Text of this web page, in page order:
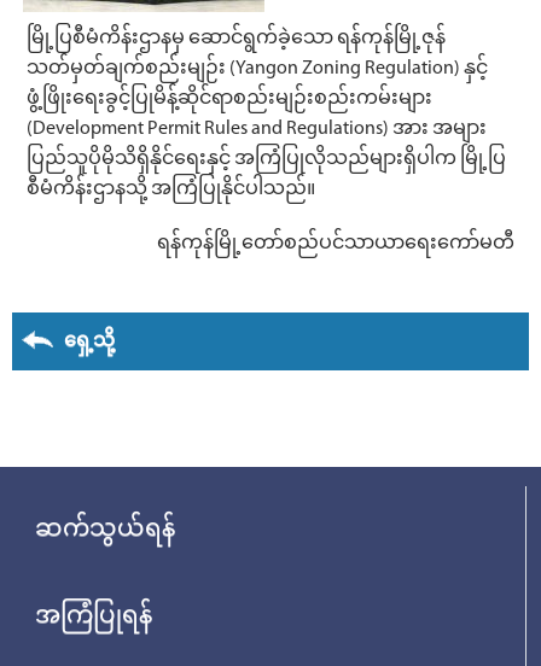
မြို့ပြစီမံကိန်းဌာနမှ ဆောင်ရွက်ခဲ့သော ရန်ကုန်မြို့ဇုန်
သတ်မှတ်ချက်စည်းမျဉ်း (Yangon Zoning Regulation) နှင့်
ဖွံ့ဖြိုးရေးခွင့်ပြုမိန့်ဆိုင်ရာစည်းမျဉ်းစည်းကမ်းများ
(Development Permit Rules and Regulations) အား အများ
ပြည်သူပိုမိုသိရှိနိုင်ရေးနှင့် အကြံပြုလိုသည်များရှိပါက မြို့ပြ
စီမံကိန်းဌာနသို့ အကြံပြုနိုင်ပါသည်။
ရန်ကုန်မြို့တော်စည်ပင်သာယာရေးကော်မတီ
ရှေ့သို့
ဆက်သွယ်ရန်
အကြံပြုရန်